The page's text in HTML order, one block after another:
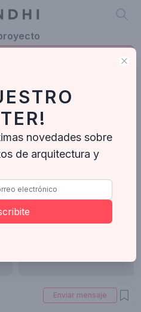
Enviar mensaje
novedades sobre
de arquitectura y